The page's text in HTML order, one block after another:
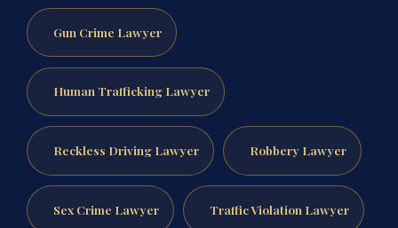
Gun Crime Lawyer
Human Trafficking Lawyer
Reckless Driving Lawyer Robbery Lawyer
Sex Crime Lawyer Traffic Violation Lawyer